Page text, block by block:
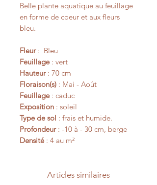
Belle plante aquatique au feuillage
en forme de coeur et aux fleurs
bleu.
Fleur: Bleu
Feuillage: vert
Hauteur: 70 cm
Floraison(s) : Mai - Août
Feuillage: caduc
Exposition : soleil
Type de sol : frais et humide.
Profondeur: -10 à - 30 cm, berge
Densité: 4 au m²
Articles similaires